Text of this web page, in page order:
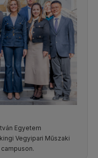
Egyetem
Vegyipari Műszaki